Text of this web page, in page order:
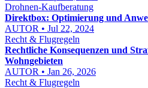
Drohnen-Kaufberatung
Direktbox: Optimierung und
AUTOR • Jul 22, 2024
Recht & Flugregeln
Rechtliche Konsequenzen und
Wohngebieten
AUTOR • Jan 26, 2026
Recht & Flugregeln